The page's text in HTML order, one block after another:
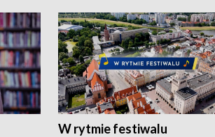
W rytmie festiwalu